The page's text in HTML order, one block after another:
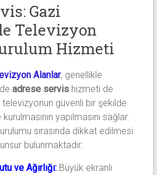
Gazi
Televizyon
Hizmeti
Alanlar, genellikle
adrese servishizmeti de
televizyonun güvenli bir şekilde
kurulmasının yapılmasını sağlar.
sırasında dikkat edilmesi
bulunmaktadır:
ve Ağırlığı:Büyük ekranlı